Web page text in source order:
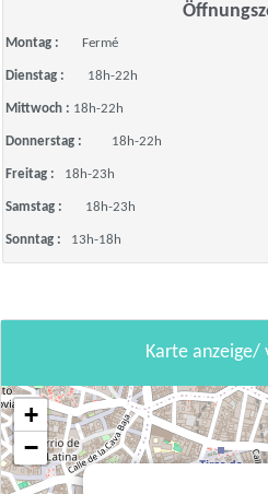
Montag : Fermé
Dienstag : 18h-22h
Mittwoch : 18h-22h
Donnerstag : 18h-22h
Freitag : 18h-23h
Samstag : 18h-23h
Sonntag : 13h-18h
Karte anzeige/
+
−